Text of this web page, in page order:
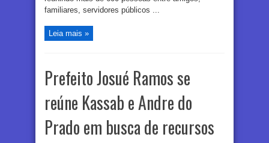
familiares, servidores públicos ...
Leia mais »
Prefeito Josué Ramos se
reúne Kassab e Andre do
Prado em busca de recursos